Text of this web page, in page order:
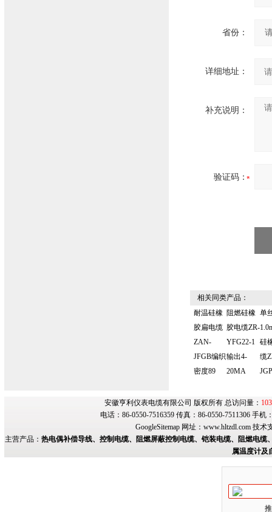
省份：
详细地址：
补充说明：
验证码：
相关同类产品：
耐温硅橡
胶扁电缆
ZAN-
JFGB编织
密度89
阻燃硅橡
胶电缆ZR-
YFG22-1
输出4-
20MA
单
硅
缆
安徽亨利仪表电缆有限公司 版权所有 总访问量：
电话：86-0550-7516359 传真：86-0550-7511306 手
GoogleSitemap网址： www.hltzdl.com技术
主营产品： 热电偶补偿导线、控制电缆、阻燃屏蔽控制电缆、铠装电缆、阻燃电
属温度计及